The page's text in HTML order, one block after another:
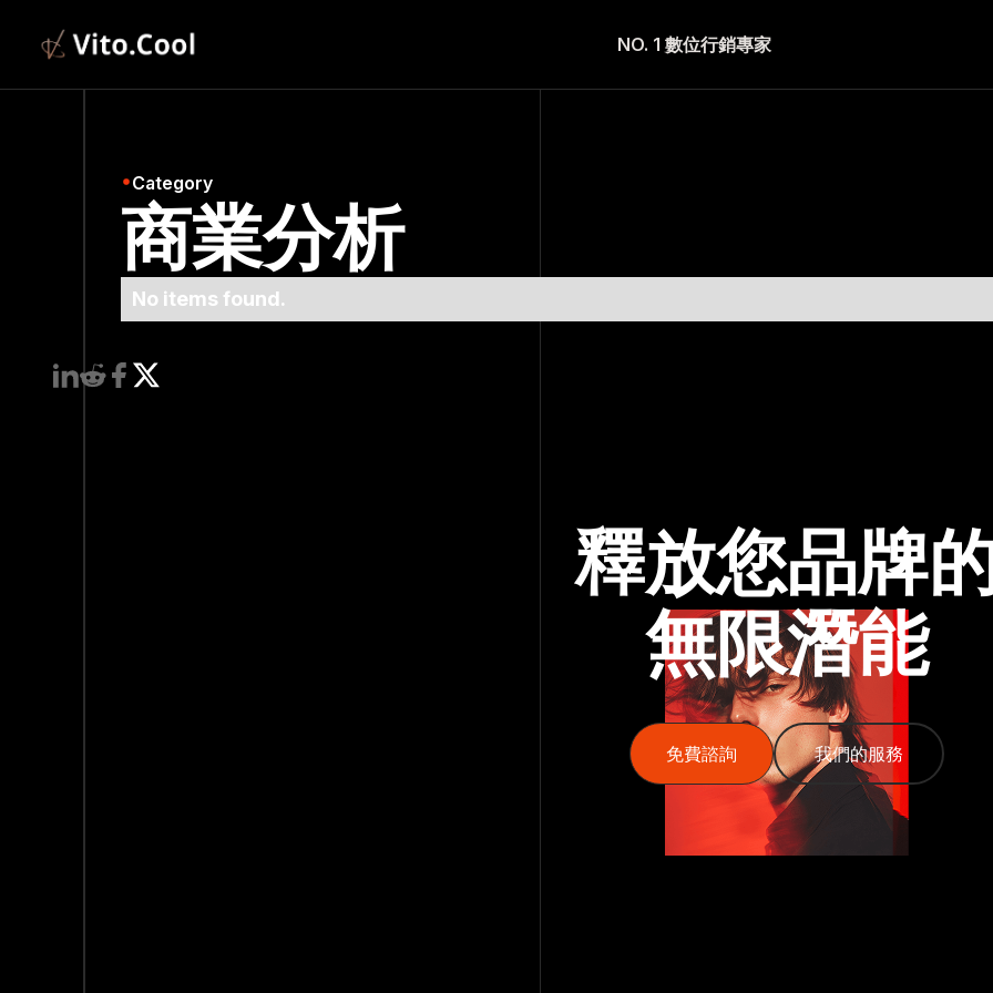
Category
商業分析
No items found.
釋放您品牌
無限潛能
免費諮詢免費諮詢
我們的服務
我們的服務
NO. 1 數位行銷專家